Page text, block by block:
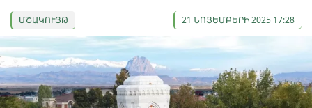
ՄՇԱԿՈՒՅԹ 21 ՆՈՅԵՄԲԵՐԻ 2025 17:28